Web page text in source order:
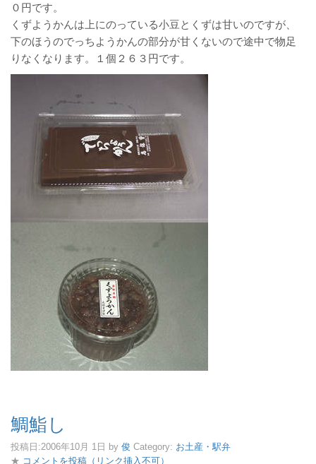
０円です。
くずようかんは上にのっている小豆とくずは甘いのですが、
下のほうのでっちようかんの部分が甘くないので途中で物足
りなくなります。１個２６３円です。
鯛鮨し
投稿日:2006年10月 1日 by 俊 Category: お土産・駅弁
★ コメントを投稿（リンク挿入不可）